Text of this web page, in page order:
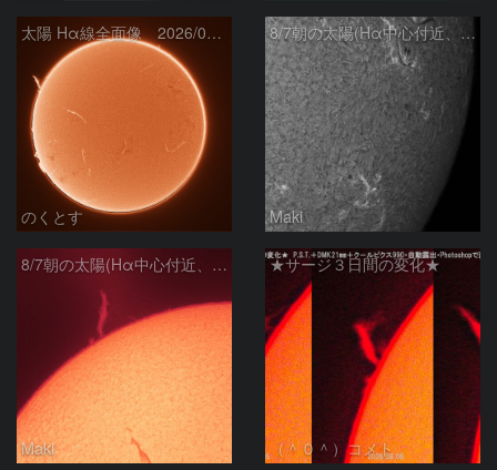
太陽 Hα線全面像 2026/08/07
のくとす
8/7朝の太陽(Hα中心付近、4498、4502付近)
Maki
8/7朝の太陽(Hα中心付近、プロミネンス)
Maki
★サージ３日間の変化★
（＾０＾）コメト